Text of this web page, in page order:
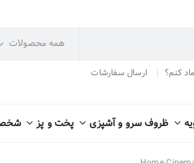
کنم؟ ارسال سفارشات
ظروف سرو و آشپزی پخت و پز